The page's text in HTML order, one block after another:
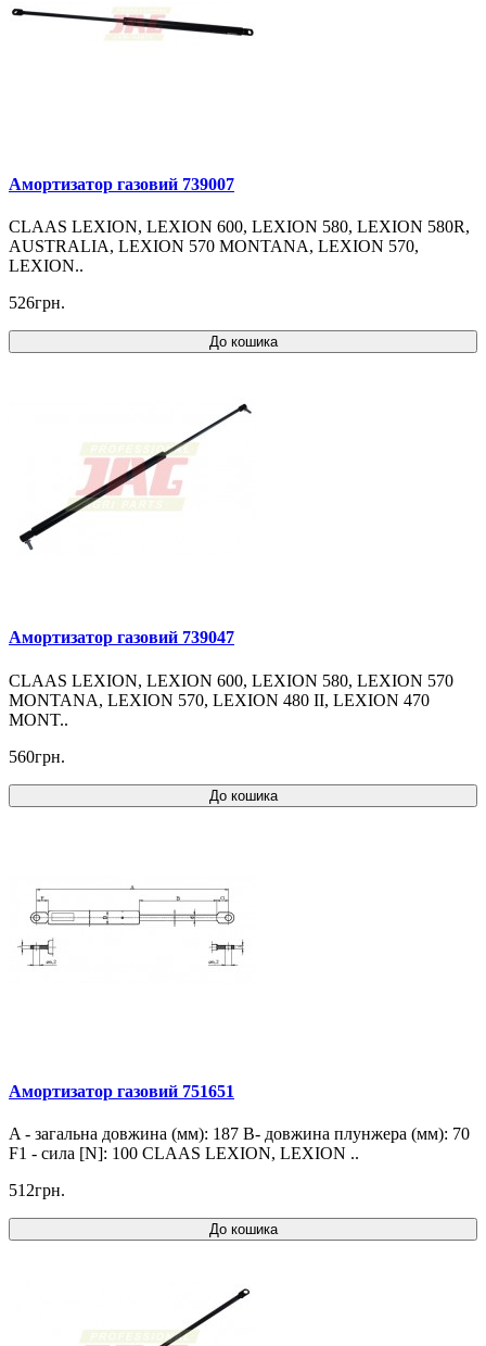
Амортизатор газовий 739007
CLAAS LEXION, LEXION 600, LEXION 580, LEXION 580R,
AUSTRALIA, LEXION 570 MONTANA, LEXION 570,
LEXION..
526грн.
До кошика
Амортизатор газовий 739047
CLAAS LEXION, LEXION 600, LEXION 580, LEXION 570
MONTANA, LEXION 570, LEXION 480 II, LEXION 470
MONT..
560грн.
До кошика
Амортизатор газовий 751651
A - загальна довжина (мм): 187 B- довжина плунжера (мм): 70
F1 - сила [N]: 100 CLAAS LEXION, LEXION ..
512грн.
До кошика